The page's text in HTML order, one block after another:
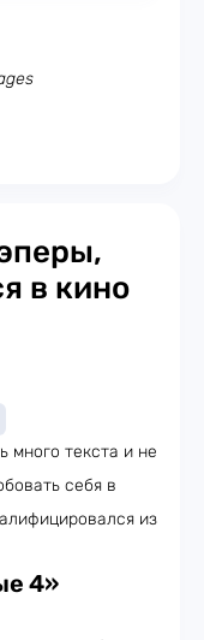
в кино
много текста и не
себя в
из
4»